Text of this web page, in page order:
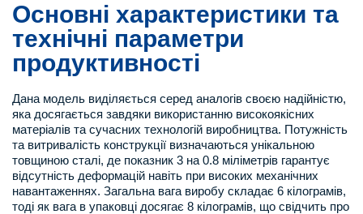
Основні характеристики та
технічні параметри
продуктивності
Дана модель виділяється серед аналогів своєю надійністю,
яка досягається завдяки використанню високоякісних
матеріалів та сучасних технологій виробництва. Потужність
та витривалість конструкції визначаються унікальною
товщиною сталі, де показник 3 на 0.8 міліметрів гарантує
відсутність деформацій навіть при високих механічних
навантаженнях. Загальна вага виробу складає 6 кілограмів,
тоді як вага в упаковці досягає 8 кілограмів, що свідчить про